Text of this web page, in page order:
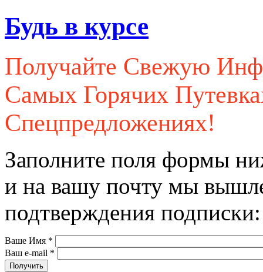
Будь в курсе
Получайте Свежую
Самых Горячих
Спецпредложениях!
Заполните поля формы
и на вашу почту мы
подтверждения подписки:
Ваше Имя *
Ваш e-mail *